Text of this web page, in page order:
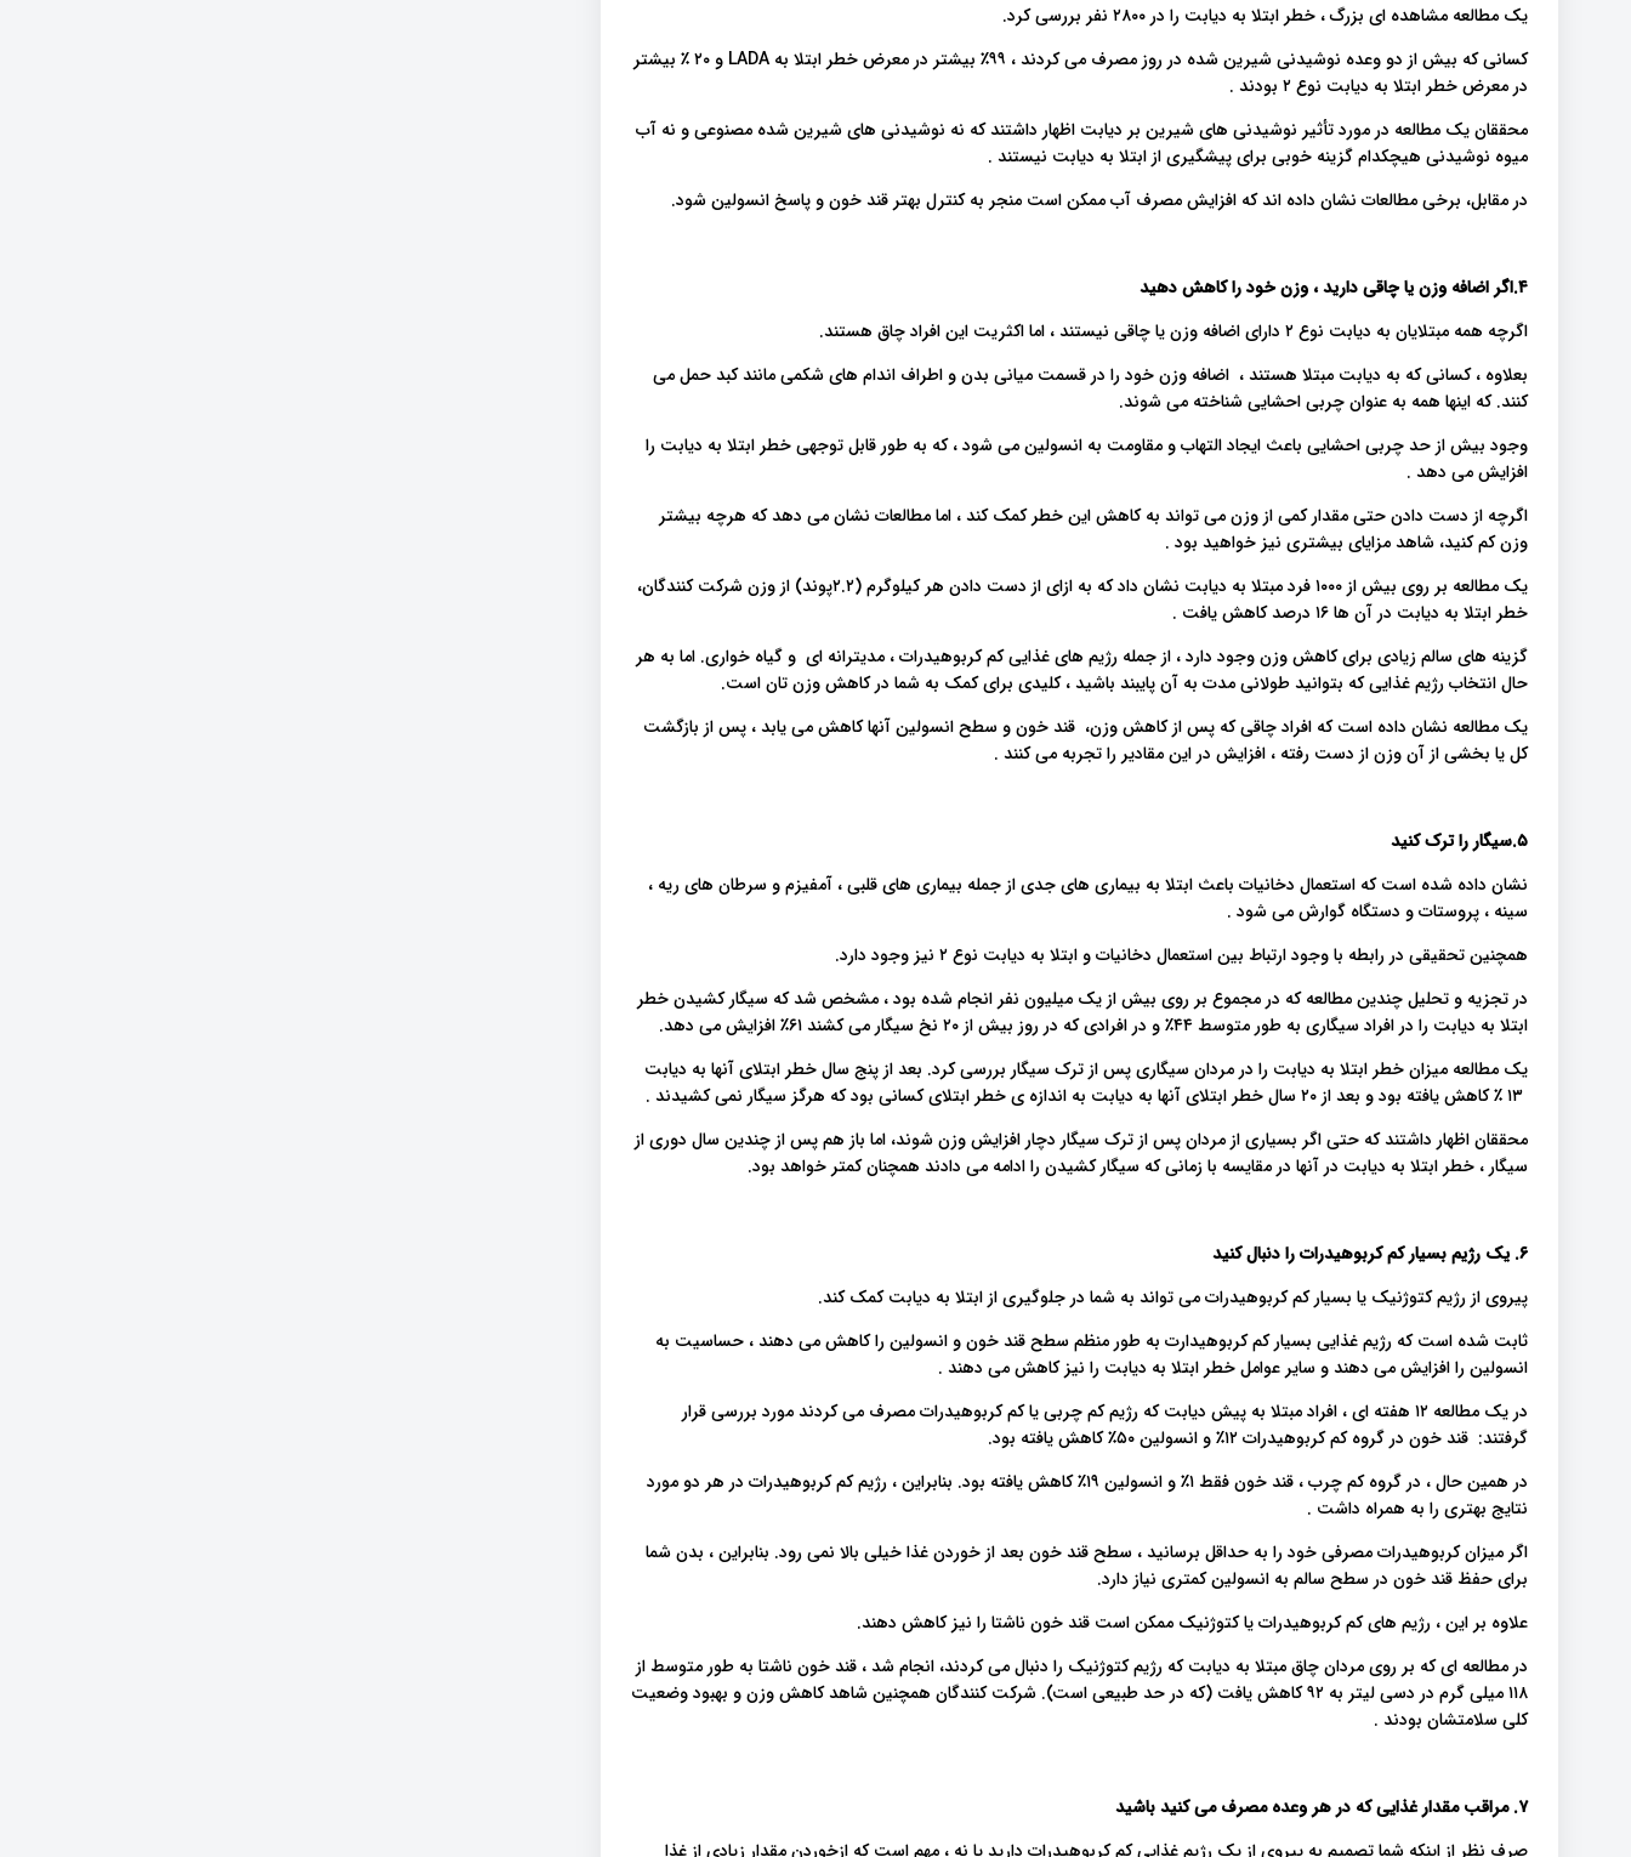
یک مطالعه مشاهده ای بزرگ ، خطر ابتلا به دیابت را در ۲۸۰۰ نفر بررسی کرد.
کسانی که بیش از دو وعده نوشیدنی شیرین شده در روز مصرف می کردند ، ۹۹٪ بیشتر در معرض خطر ابتلا به LADA و ۲۰ ٪ بیشتر
در معرض خطر ابتلا به دیابت نوع ۲ بودند .
محققان یک مطالعه در مورد تأثیر نوشیدنی های شیرین بر دیابت اظهار داشتند که نه نوشیدنی های شیرین شده مصنوعی و نه آب
میوه نوشیدنی هیچکدام گزینه خوبی برای پیشگیری از ابتلا به دیابت نیستند .
در مقابل، برخی مطالعات نشان داده اند که افزایش مصرف آب ممکن است منجر به کنترل بهتر قند خون و پاسخ انسولین شود.
۴.اگر اضافه وزن یا چاقی دارید ، وزن خود را کاهش دهید
اگرچه همه مبتلایان به دیابت نوع ۲ دارای اضافه وزن یا چاقی نیستند ، اما اکثریت این افراد چاق هستند.
بعلاوه ، کسانی که به دیابت مبتلا هستند ، اضافه وزن خود را در قسمت میانی بدن و اطراف اندام های شکمی مانند کبد حمل می
کنند. که اینها همه به عنوان چربی احشایی شناخته می شوند.
وجود بیش از حد چربی احشایی باعث ایجاد التهاب و مقاومت به انسولین می شود ، که به طور قابل توجهی خطر ابتلا به دیابت را
افزایش می دهد .
اگرچه از دست دادن حتی مقدار کمی از وزن می تواند به کاهش این خطر کمک کند ، اما مطالعات نشان می دهد که هرچه بیشتر
وزن کم کنید، شاهد مزایای بیشتری نیز خواهید بود .
یک مطالعه بر روی بیش از ۱۰۰۰ فرد مبتلا به دیابت نشان داد که به ازای از دست دادن هر کیلوگرم (۲.۲پوند) از وزن شرکت کنندگان،
خطر ابتلا به دیابت در آن ها ۱۶ درصد کاهش یافت .
گزینه های سالم زیادی برای کاهش وزن وجود دارد ، از جمله رژیم های غذایی کم کربوهیدرات ، مدیترانه ای و گیاه خواری. اما به هر
حال انتخاب رژیم غذایی که بتوانید طولانی مدت به آن پایبند باشید ، کلیدی برای کمک به شما در کاهش وزن تان است.
یک مطالعه نشان داده است که افراد چاقی که پس از کاهش وزن، قند خون و سطح انسولین آنها کاهش می یابد ، پس از بازگشت
کل یا بخشی از آن وزن از دست رفته ، افزایش در این مقادیر را تجربه می کنند .
۵.سیگار را ترک کنید
نشان داده شده است که استعمال دخانیات باعث ابتلا به بیماری های جدی از جمله بیماری های قلبی ، آمفیزم و سرطان های ریه ،
سینه ، پروستات و دستگاه گوارش می شود .
همچنین تحقیقی در رابطه با وجود ارتباط بین استعمال دخانیات و ابتلا به دیابت نوع ۲ نیز وجود دارد.
در تجزیه و تحلیل چندین مطالعه که در مجموع بر روی بیش از یک میلیون نفر انجام شده بود ، مشخص شد که سیگار کشیدن خطر
ابتلا به دیابت را در افراد سیگاری به طور متوسط ​​۴۴٪ و در افرادی که در روز بیش از ۲۰ نخ سیگار می کشند ۶۱٪ افزایش می دهد.
یک مطالعه میزان خطر ابتلا به دیابت را در مردان سیگاری پس از ترک سیگار بررسی کرد. بعد از پنج سال خطر ابتلای آنها به دیابت
محققان اظهار داشتند که حتی اگر بسیاری از مردان پس از ترک سیگار دچار افزایش وزن شوند، اما باز هم پس از چندین سال دوری از
سیگار ، خطر ابتلا به دیابت در آنها در مقایسه با زمانی که سیگار کشیدن را ادامه می دادند همچنان کمتر خواهد بود.
۶. یک رژیم بسیار کم کربوهیدرات را دنبال کنید
پیروی از رژیم کتوژنیک یا بسیار کم کربوهیدرات می تواند به شما در جلوگیری از ابتلا به دیابت کمک کند.
ثابت شده است که رژیم غذایی بسیار کم کربوهیدارت به طور منظم سطح قند خون و انسولین را کاهش می دهند ، حساسیت به
انسولین را افزایش می دهند و سایر عوامل خطر ابتلا به دیابت را نیز کاهش می دهند .
در یک مطالعه ۱۲ هفته ای ، افراد مبتلا به پیش دیابت که رژیم کم چربی یا کم کربوهیدرات مصرف می کردند مورد بررسی قرار
گرفتند: قند خون در گروه کم کربوهیدرات ۱۲٪ و انسولین ۵۰٪ کاهش یافته بود.
در همین حال ، در گروه کم چرب ، قند خون فقط ۱٪ و انسولین ۱۹٪ کاهش یافته بود. بنابراین ، رژیم کم کربوهیدرات در هر دو مورد
نتایج بهتری را به همراه داشت .
اگر میزان کربوهیدرات مصرفی خود را به حداقل برسانید ، سطح قند خون بعد از خوردن غذا خیلی بالا نمی رود. بنابراین ، بدن شما
برای حفظ قند خون در سطح سالم به انسولین کمتری نیاز دارد.
علاوه بر این ، رژیم های کم کربوهیدرات یا کتوژنیک ممکن است قند خون ناشتا را نیز کاهش دهند.
در مطالعه ای که بر روی مردان چاق مبتلا به دیابت که رژیم کتوژنیک را دنبال می کردند، انجام شد ، قند خون ناشتا به طور متوسط ​​از
۱۱۸ میلی گرم در دسی لیتر به ۹۲ کاهش یافت (که در حد طبیعی است). شرکت کنندگان همچنین شاهد کاهش وزن و بهبود وضعیت
کلی سلامتشان بودند .
۷. مراقب مقدار غذایی که در هر وعده مصرف می کنید باشید
صرف نظر از اینکه شما تصمیم به پیروی از یک رژیم غذایی کم کربوهیدرات دارید یا نه ، مهم است که ازخوردن مقدار زیادی از غذا